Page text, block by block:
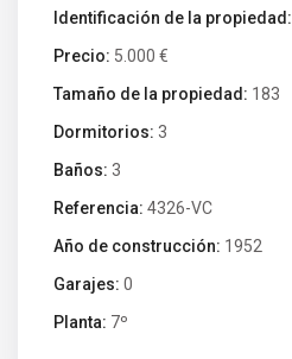
Identificación de la propiedad:
Precio: 5.000 €
Tamaño de la propiedad: 183
Dormitorios: 3
Baños: 3
Referencia: 4326-VC
Año de construcción: 1952
Garajes: 0
Planta: 7º